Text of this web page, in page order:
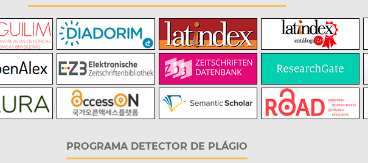
PROGRAMA DETECTOR DE PLÁGIO